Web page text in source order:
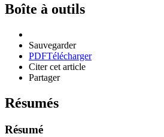
Boîte à outils
Sauvegarder
PDFTélécharger
Citer cet article
Partager
Résumés
Résumé